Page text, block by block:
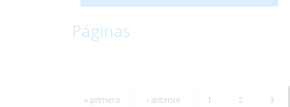
más y vete a conocer las principales ciudades
preocúpate por disfrutar al máximo de tus
vacaciones que nosotros nos encargamos del
Páginas
« primera ‹ anterior 1 2 3